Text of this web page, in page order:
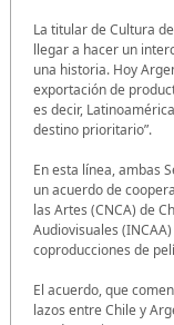
La titular de Cultura
llegar a hacer un
una historia. Hoy
exportación de
es decir,
destino prioritario”.
En esta línea, ambas
un acuerdo de
las Artes (CNCA) de
Audiovisuales
coproducciones de
El acuerdo, que
lazos entre Chile y